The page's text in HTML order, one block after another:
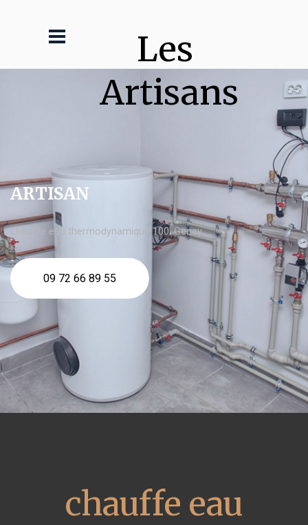
Les
Artisans
ARTISAN
chauffe eau thermodynamique 100l Genay
09 72 66 89 55
chauffe eau